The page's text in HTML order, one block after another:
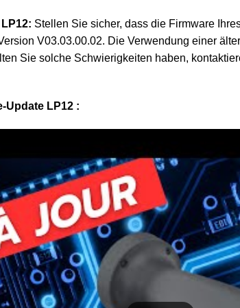
Stellen Sie sicher, dass die Firmware
V03.03.00.02. Die Verwendung einer
Sie solche Schwierigkeiten haben,
Update LP12 :